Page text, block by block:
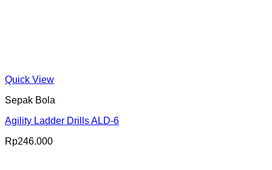
Quick View
Sepak Bola
Agility Ladder Drills ALD-6
Rp246.000